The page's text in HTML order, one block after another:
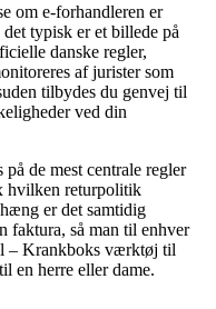
om e-forhandleren er
typisk er et billede på
danske regler,
af jurister som
tilbydes du genvej til
ved din
de mest centrale regler
hvilken returpolitik
er det samtidig
faktura, så man til enhver
– Krankboks værktøj til
en herre eller dame.